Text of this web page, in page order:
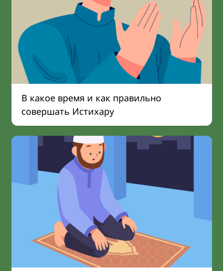
В какое время и как правильно
совершать Истихару